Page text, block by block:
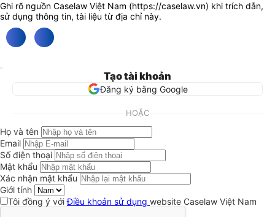
Ghi rõ nguồn Caselaw Việt Nam (https://caselaw.vn) khi trích dẫn,
sử dụng thông tin, tài liệu từ địa chỉ này.
Tạo tài khoản
Đăng ký bằng Google
HOẶC
Họ và tên
Email
Số điện thoại
Mật khẩu
Xác nhận mật khẩu
Giới tính
Tôi đồng ý vớiĐiều khoản sử dụng website Caselaw Việt Nam